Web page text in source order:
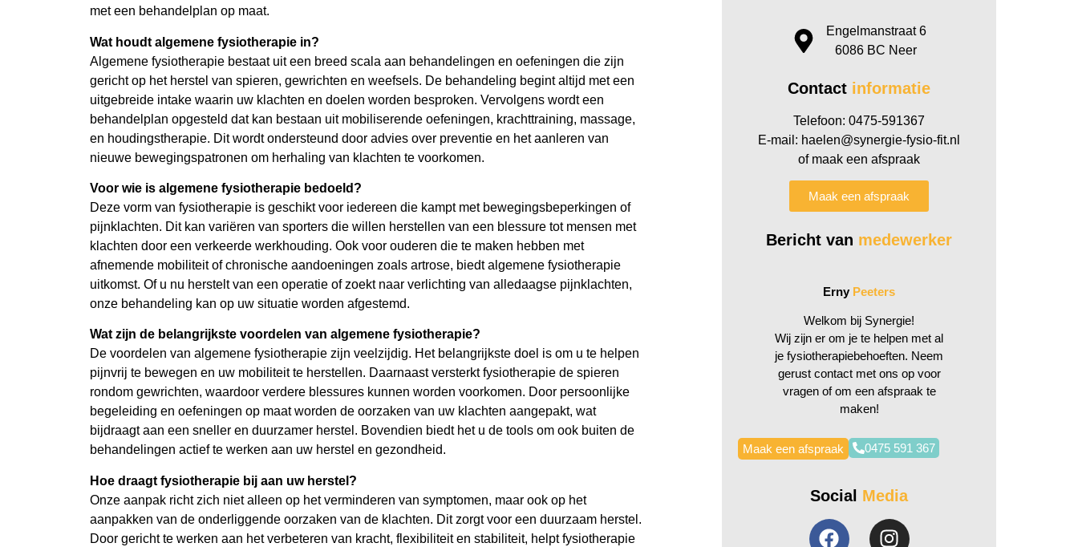
met een behandelplan op maat.
Wat houdt algemene fysiotherapie in?
Algemene fysiotherapie bestaat uit een breed scala aan behandelingen en oefeningen die zijn
gericht op het herstel van spieren, gewrichten en weefsels. De behandeling begint altijd met een
uitgebreide intake waarin uw klachten en doelen worden besproken. Vervolgens wordt een
behandelplan opgesteld dat kan bestaan uit mobiliserende oefeningen, krachttraining, massage,
en houdingstherapie. Dit wordt ondersteund door advies over preventie en het aanleren van
nieuwe bewegingspatronen om herhaling van klachten te voorkomen.
Voor wie is algemene fysiotherapie bedoeld?
Deze vorm van fysiotherapie is geschikt voor iedereen die kampt met bewegingsbeperkingen of
pijnklachten. Dit kan variëren van sporters die willen herstellen van een blessure tot mensen met
klachten door een verkeerde werkhouding. Ook voor ouderen die te maken hebben met
afnemende mobiliteit of chronische aandoeningen zoals artrose, biedt algemene fysiotherapie
uitkomst. Of u nu herstelt van een operatie of zoekt naar verlichting van alledaagse pijnklachten,
onze behandeling kan op uw situatie worden afgestemd.
Wat zijn de belangrijkste voordelen van algemene fysiotherapie?
De voordelen van algemene fysiotherapie zijn veelzijdig. Het belangrijkste doel is om u te helpen
pijnvrij te bewegen en uw mobiliteit te herstellen. Daarnaast versterkt fysiotherapie de spieren
rondom gewrichten, waardoor verdere blessures kunnen worden voorkomen. Door persoonlijke
begeleiding en oefeningen op maat worden de oorzaken van uw klachten aangepakt, wat
bijdraagt aan een sneller en duurzamer herstel. Bovendien biedt het u de tools om ook buiten de
behandelingen actief te werken aan uw herstel en gezondheid.
Hoe draagt fysiotherapie bij aan uw herstel?
Onze aanpak richt zich niet alleen op het verminderen van symptomen, maar ook op het
aanpakken van de onderliggende oorzaken van de klachten. Dit zorgt voor een duurzaam herstel.
Door gericht te werken aan het verbeteren van kracht, flexibiliteit en stabiliteit, helpt fysiotherapie
Engelmanstraat 6
6086 BC Neer
Contact informatie
Telefoon: 0475-591367
E-mail: haelen@synergie-fysio-fit.nl
of maak een afspraak
Maak een afspraak
Bericht van medewerker
Erny Peeters
Welkom bij Synergie!
Wij zijn er om je te helpen met al
je fysiotherapiebehoeften. Neem
gerust contact met ons op voor
vragen of om een afspraak te
maken!
Maak een afspraak 0475 591 367
Social Media